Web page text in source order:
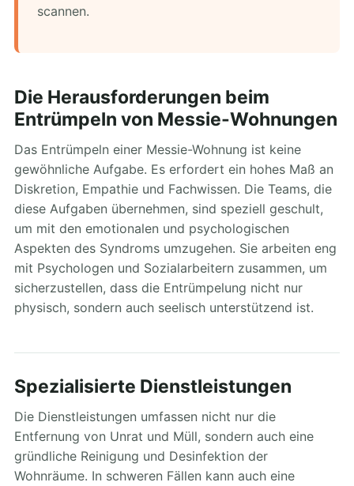
scannen.
Die Herausforderungen beim
Entrümpeln von Messie-Wohnungen
Das Entrümpeln einer Messie-Wohnung ist keine
gewöhnliche Aufgabe. Es erfordert ein hohes Maß an
Diskretion, Empathie und Fachwissen. Die Teams, die
diese Aufgaben übernehmen, sind speziell geschult,
um mit den emotionalen und psychologischen
Aspekten des Syndroms umzugehen. Sie arbeiten eng
mit Psychologen und Sozialarbeitern zusammen, um
sicherzustellen, dass die Entrümpelung nicht nur
physisch, sondern auch seelisch unterstützend ist.
Spezialisierte Dienstleistungen
Die Dienstleistungen umfassen nicht nur die
Entfernung von Unrat und Müll, sondern auch eine
gründliche Reinigung und Desinfektion der
Wohnräume. In schweren Fällen kann auch eine